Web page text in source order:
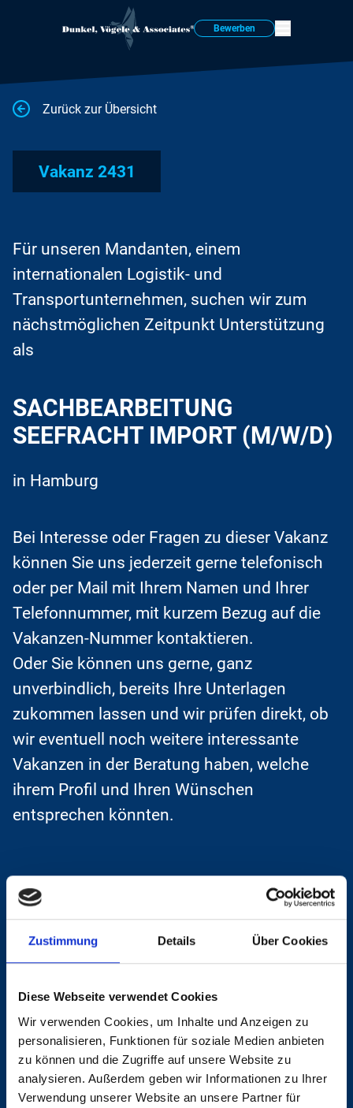
Zustimmung Details Über Cookies
Diese Webseite verwendet Cookies
Wir verwenden Cookies, um Inhalte und Anzeigen zu
personalisieren, Funktionen für soziale Medien anbieten
zu können und die Zugriffe auf unsere Website zu
analysieren. Außerdem geben wir Informationen zu Ihrer
Verwendung unserer Website an unsere Partner für
Bewerben
Zurück zur Übersicht
Vakanz 2431
Für unseren Mandanten, einem
internationalen Logistik- und
Transportunternehmen, suchen wir zum
nächstmöglichen Zeitpunkt Unterstützung
als
SACHBEARBEITUNG
SEEFRACHT IMPORT (M/W/D)
in Hamburg
Bei Interesse oder Fragen zu dieser Vakanz
können Sie uns jederzeit gerne telefonisch
oder per Mail mit Ihrem Namen und Ihrer
Telefonnummer, mit kurzem Bezug auf die
Vakanzen-Nummer kontaktieren.
Oder Sie können uns gerne, ganz
unverbindlich, bereits Ihre Unterlagen
zukommen lassen und wir prüfen direkt, ob
wir eventuell noch weitere interessante
Vakanzen in der Beratung haben, welche
ihrem Profil und Ihren Wünschen
entsprechen könnten.
Haben Sie Interesse oder noch Fragen zu
dieser Vakanz? Kontaktieren Sie uns
jederzeit gerne direkt.
Jetzt online bewerben
Anzeige mit Freunden teilen